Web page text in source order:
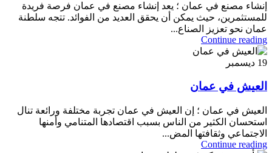
إنشاء مصنع في عمان ؛ يعد إنشاء مصنع في عمان فرصة فريدة
للمستثمرين، حيث يمكن أن يحقق العديد من الفوائد. تتجه سلطنة
عمان نحو تعزيز الصناع...
Continue reading
19 ديسمبر
العيش في عمان
العيش في عمان ؛ إن العيش في عمان تجربة مختلفة ورائعة تنال
استحسان الكثير من الناس بسبب اقتصادها المتنامي وأمنها
الاجتماعي وثقافتها المض...
Continue reading